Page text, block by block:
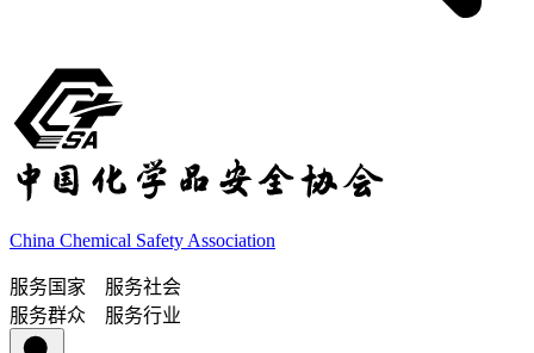
China Chemical Safety Association
服务国家 服务社会
服务群众 服务行业